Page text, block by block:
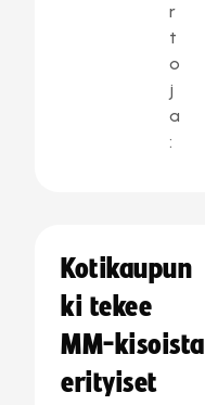
r
t
o
j
a
:
Kotikaupun
ki tekee
MM-kisoista
erityiset